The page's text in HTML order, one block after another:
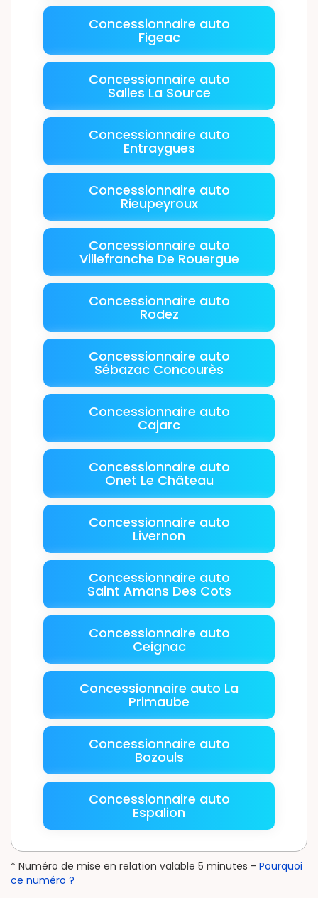
Concessionnaire auto
Figeac
Concessionnaire auto
Salles La Source
Concessionnaire auto
Entraygues
Concessionnaire auto
Rieupeyroux
Concessionnaire auto
Villefranche De Rouergue
Concessionnaire auto
Rodez
Concessionnaire auto
Sébazac Concourès
Concessionnaire auto
Cajarc
Concessionnaire auto
Onet Le Château
Concessionnaire auto
Livernon
Concessionnaire auto
Saint Amans Des Cots
Concessionnaire auto
Ceignac
Concessionnaire auto La
Primaube
Concessionnaire auto
Bozouls
Concessionnaire auto
Espalion
* Numéro de mise en relation valable 5 minutes - Pourquoi
ce numéro ?